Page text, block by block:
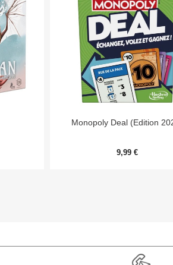
Aperçu rapide
Monopoly Deal (Edition
9,99 €